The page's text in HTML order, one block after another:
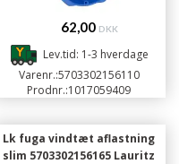
62,00 DKK
Lev.tid: 1-3 hverdage
Varenr.:5703302156110
Prodnr.:1017059409
Lk fuga vindtæt aflastning
slim 5703302156165 Lauritz